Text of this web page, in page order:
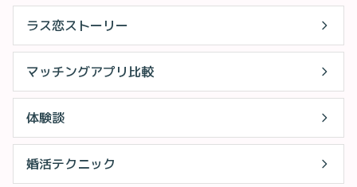
ラス恋ストーリー
マッチングアプリ比較
体験談
婚活テクニック